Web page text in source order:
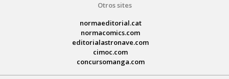
Otros sites
normaeditorial.cat
normacomics.com
editorialastronave.com
cimoc.com
concursomanga.com